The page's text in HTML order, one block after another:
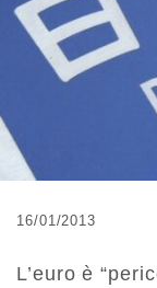
16/01/2013
L’euro è